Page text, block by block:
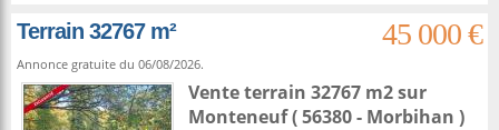
Terrain 32767 m²
45 000 €
Annonce gratuite du 06/08/2026.
Vente terrain 32767 m2sur
Monteneuf( 56380 - Morbihan )